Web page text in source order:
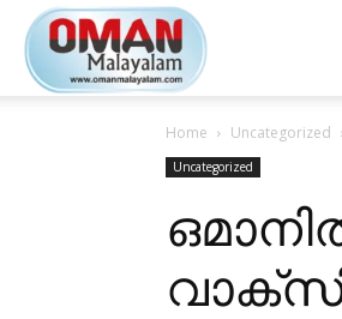
Home Uncategorized
Uncategorized